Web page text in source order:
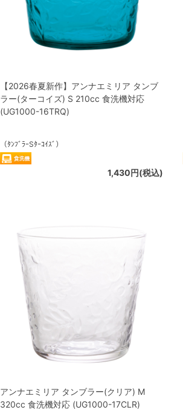
【2026春夏新作】アンナエミリア タンブ
ラー(ターコイズ) S 210cc 食洗機対応
(UG1000-16TRQ)
（ﾀﾝﾌﾞﾗｰSﾀｰｺｲｽﾞ）
1,430円(税込)
アンナエミリア タンブラー(クリア) M
320cc 食洗機対応 (UG1000-17CLR)